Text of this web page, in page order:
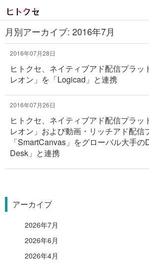
月別アーカイブ: 2016年7月
2016年07月28日
ヒトクセ、ネイティブアド配信プラッ
レオン」を「Logicad」と連携
2016年07月26日
ヒトクセ、ネイティブアド配信プラッ
レオン」および動画・リッチアド配信
「SmartCanvas」をグローバル大手
Desk」と連携
アーカイブ
2026年7月
2026年6月
2026年4月